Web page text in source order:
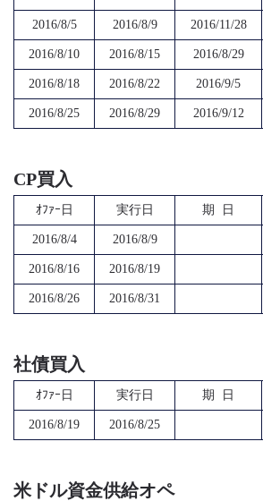
2016/8/5 2016/8/9 2016/11/28
2016/8/10 2016/8/15 2016/8/29
2016/8/18 2016/8/22 2016/9/5
2016/8/25 2016/8/29 2016/9/12
CP買入
ｵﾌｧｰ日 実行日 期 日
2016/8/4 2016/8/9
2016/8/16 2016/8/19
2016/8/26 2016/8/31
社債買入
ｵﾌｧｰ日 実行日 期 日
2016/8/19 2016/8/25
米ドル資金供給オペ